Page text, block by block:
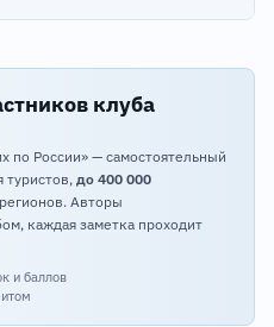
клуба
по России» — самостоятельный
туристов, до 400 000
Авторы
каждая заметка проходит
и баллов